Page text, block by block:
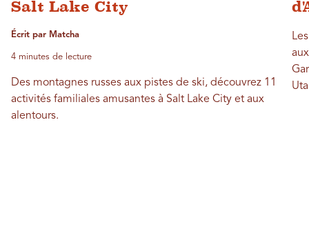
Salt Lake City
Écrit par Matcha
4 minutes de lecture
Des montagnes russes aux pistes de ski, découvrez 11
activités familiales amusantes à Salt Lake City et aux
alentours.